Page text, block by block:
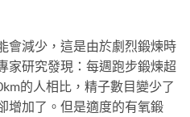
會減少，這是由於劇烈鍛煉時
家研究發現：每週跑步鍛煉超
的人相比，精子數目變少了
增加了。但是適度的有氧鍛